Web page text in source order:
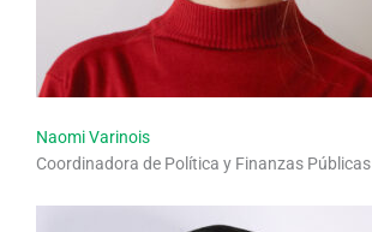
Naomi Varinois
Coordinadora de Política y Finanzas Públicas